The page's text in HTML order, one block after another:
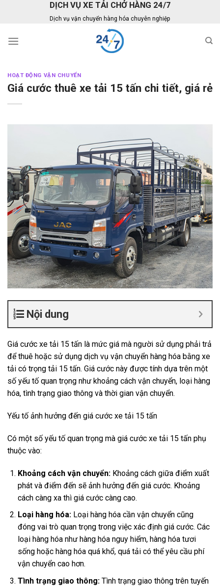
DỊCH VỤ XE TẢI CHỞ HÀNG 24/7
Dịch vụ vận chuyển hàng hóa chuyên nghiệp
HOẠT ĐỘNG VẬN CHUYỂN
Giá cước thuê xe tải 15 tấn chi tiết, giá rẻ
Nội dung
Giá cước xe tải 15 tấn là mức giá mà người sử dụng phải trả
để thuê hoặc sử dụng dịch vụ vận chuyển hàng hóa bằng xe
tải có trọng tải 15 tấn. Giá cước này được tính dựa trên một
số yếu tố quan trọng như khoảng cách vận chuyển, loại hàng
hóa, tình trạng giao thông và thời gian vận chuyển.
Yếu tố ảnh hưởng đến giá cước xe tải 15 tấn
Có một số yếu tố quan trọng mà giá cước xe tải 15 tấn phụ
thuộc vào:
Khoảng cách vận chuyển:Khoảng cách giữa điểm xuất
phát và điểm đến sẽ ảnh hưởng đến giá cước. Khoảng
cách càng xa thì giá cước càng cao.
Loại hàng hóa:Loại hàng hóa cần vận chuyển cũng
đóng vai trò quan trọng trong việc xác định giá cước. Các
loại hàng hóa như hàng hóa nguy hiểm, hàng hóa tươi
sống hoặc hàng hóa quá khổ, quá tải có thể yêu cầu phí
vận chuyển cao hơn.
Tình trạng giao thông:Tình trạng giao thông trên tuyến